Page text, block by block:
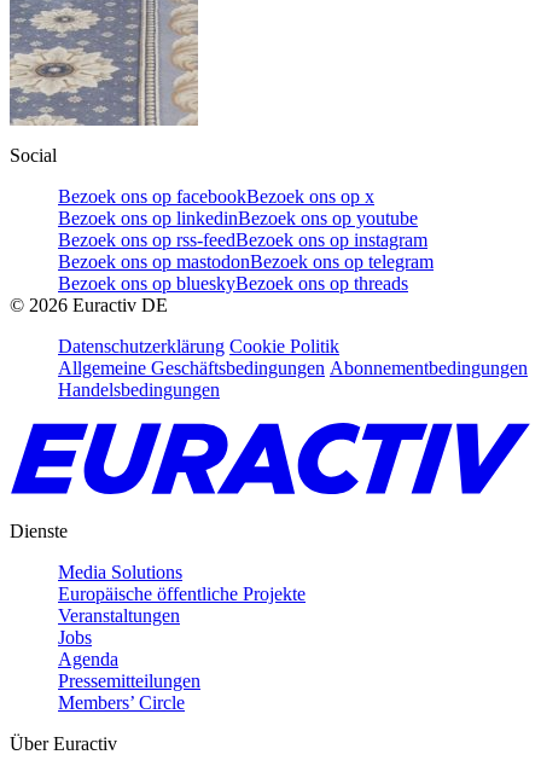
Social
Bezoek ons op facebookBezoek ons op x
Bezoek ons op linkedinBezoek ons op youtube
Bezoek ons op rss-feedBezoek ons op instagram
Bezoek ons op mastodonBezoek ons op telegram
Bezoek ons op blueskyBezoek ons op threads
© 2026 Euractiv DE
Datenschutzerklärung Cookie Politik
Allgemeine Geschäftsbedingungen Abonnementbedingungen
Handelsbedingungen
Dienste
Media Solutions
Europäische öffentliche Projekte
Veranstaltungen
Jobs
Agenda
Pressemitteilungen
Members’ Circle
Über Euractiv